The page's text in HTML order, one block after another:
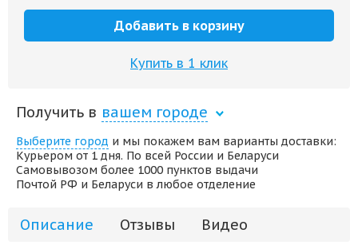
Добавить в корзину
Купить в 1 клик
Получить в вашем городе
Выберите город и мы покажем вам варианты доставки:
Курьером от 1 дня. По всей России и Беларуси
Самовывозом более 1000 пунктов выдачи
Почтой РФ и Беларуси в любое отделение
Описание Отзывы Видео